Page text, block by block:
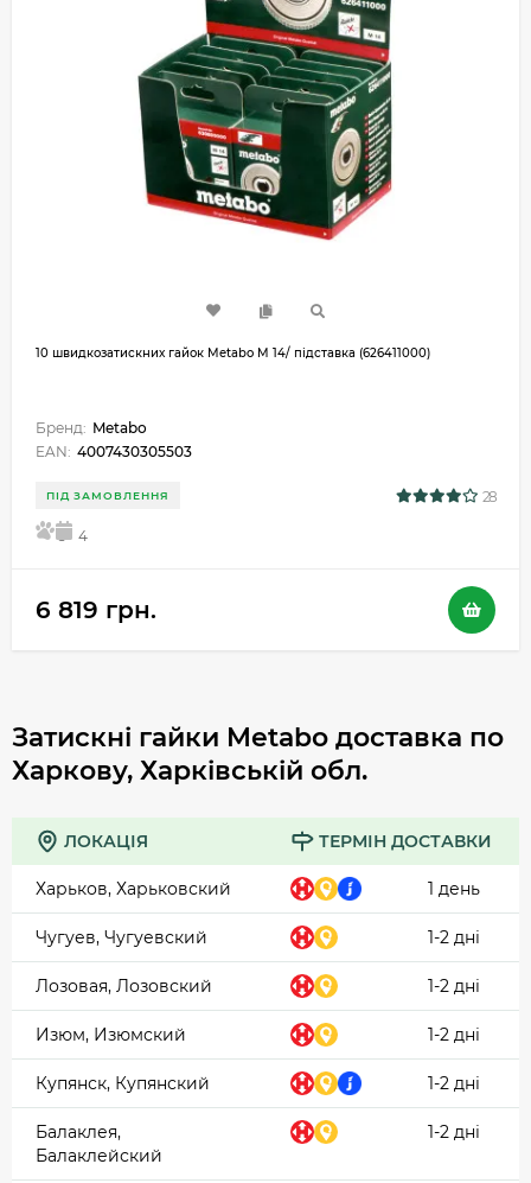
10 швидкозатискних гайок Metabo M 14/ підставка (626411000)
Бренд: Metabo
EAN: 4007430305503
ПІД ЗАМОВЛЕННЯ 28
5 4
6 819 грн.
Затискні гайки Metabo доставка по
Харкову, Харківській обл.
ЛОКАЦІЯ ТЕРМІН ДОСТАВКИ
Харьков, Харьковский 1 день
Чугуев, Чугуевский 1-2 дні
Лозовая, Лозовский 1-2 дні
Изюм, Изюмский 1-2 дні
Купянск, Купянский 1-2 дні
Балаклея,
Балаклейский
1-2 дні